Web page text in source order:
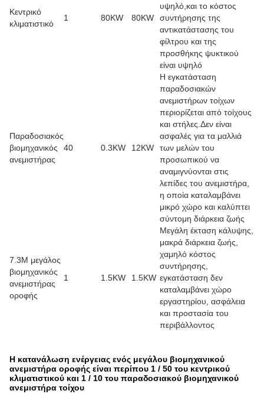
Κεντρικό
κλιματιστικό
1 80KW 80KW
υψηλό,και το κόστος
συντήρησης της
αντικατάστασης του
φίλτρου και της
προσθήκης ψυκτικού
είναι υψηλό
Παραδοσιακός
βιομηχανικός
ανεμιστήρας
40 0.3KW 12KW
Η εγκατάσταση
παραδοσιακών
ανεμιστήρων τοίχων
περιορίζεται από τοίχους
και στήλες.Δεν είναι
ασφαλές για τα μαλλιά
των μελών του
προσωπικού να
αναμιγνύονται στις
λεπίδες του ανεμιστήρα,
η οποία καταλαμβάνει
μικρό χώρο και καλύπτει
σύντομη διάρκεια ζωής
7.3M μεγάλος
βιομηχανικός
ανεμιστήρας
οροφής
1 1.5KW 1.5KW
Μεγάλη έκταση κάλυψης,
μακρά διάρκεια ζωής,
χαμηλό κόστος
συντήρησης,
εγκατάσταση δεν
καταλαμβάνει χώρο
εργαστηρίου, ασφάλεια
και προστασία του
περιβάλλοντος
Η κατανάλωση ενέργειας ενός μεγάλου βιομηχανικού
ανεμιστήρα οροφής είναι περίπου 1 / 50 του κεντρικού
κλιματιστικού και 1 / 10 του παραδοσιακού βιομηχανικού
ανεμιστήρα τοίχου